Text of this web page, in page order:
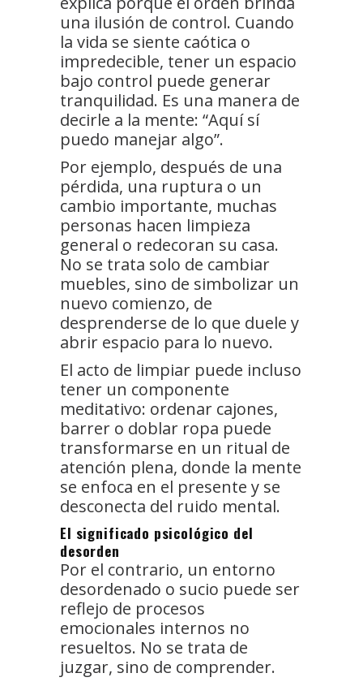
una ilusión de control. Cuando
la vida se siente caótica o
impredecible, tener un espacio
bajo control puede generar
tranquilidad. Es una manera de
decirle a la mente: “Aquí sí
puedo manejar algo”.
Por ejemplo, después de una
pérdida, una ruptura o un
cambio importante, muchas
personas hacen limpieza
general o redecoran su casa.
No se trata solo de cambiar
muebles, sino de simbolizar un
nuevo comienzo, de
desprenderse de lo que duele y
abrir espacio para lo nuevo.
El acto de limpiar puede incluso
tener un componente
meditativo: ordenar cajones,
barrer o doblar ropa puede
transformarse en un ritual de
atención plena, donde la mente
se enfoca en el presente y se
desconecta del ruido mental.
El significado psicológico del
desorden
Por el contrario, un entorno
desordenado o sucio puede ser
reflejo de procesos
emocionales internos no
resueltos. No se trata de
juzgar, sino de comprender.